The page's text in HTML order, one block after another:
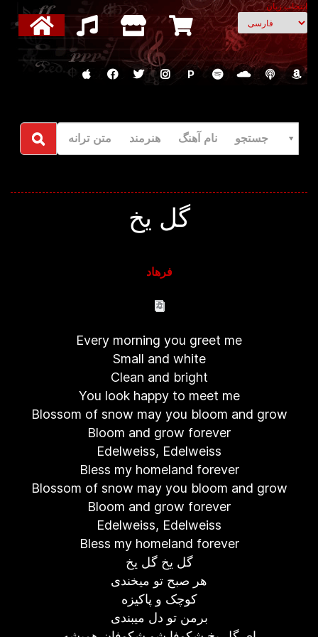
انتخاب زبان
P
جستجو نام آهنگ هنرمند متن ترانه
گل یخ
فرهاد
Every morning you greet me
Small and white
Clean and bright
You look happy to meet me
Blossom of snow may you bloom and grow
Bloom and grow forever
Edelweiss, Edelweiss
Bless my homeland forever
Blossom of snow may you bloom and grow
Bloom and grow forever
Edelweiss, Edelweiss
Bless my homeland forever
گل یخ گل یخ
هر صبح تو میخندی
کوچک و پاکیزه
برمن تو دل میبندی